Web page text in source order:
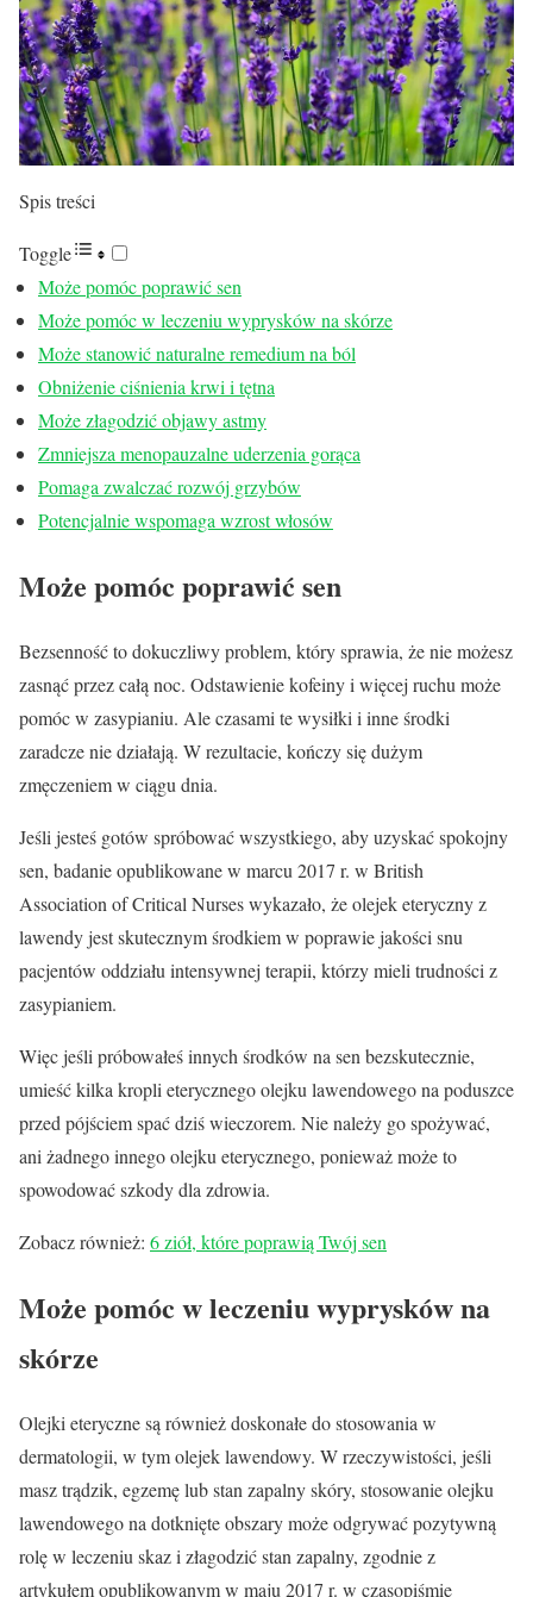
Spis treści
Toggle
Może pomóc poprawić sen
Może pomóc w leczeniu wyprysków na skórze
Może stanowić naturalne remedium na ból
Obniżenie ciśnienia krwi i tętna
Może złagodzić objawy astmy
Zmniejsza menopauzalne uderzenia gorąca
Pomaga zwalczać rozwój grzybów
Potencjalnie wspomaga wzrost włosów
Może pomóc poprawić sen
Bezsenność to dokuczliwy problem, który sprawia, że nie możesz
zasnąć przez całą noc. Odstawienie kofeiny i więcej ruchu może
pomóc w zasypianiu. Ale czasami te wysiłki i inne środki
zaradcze nie działają. W rezultacie, kończy się dużym
zmęczeniem w ciągu dnia.
Jeśli jesteś gotów spróbować wszystkiego, aby uzyskać spokojny
sen, badanie opublikowane w marcu 2017 r. w British
Association of Critical Nurses wykazało, że olejek eteryczny z
lawendy jest skutecznym środkiem w poprawie jakości snu
pacjentów oddziału intensywnej terapii, którzy mieli trudności z
zasypianiem.
Więc jeśli próbowałeś innych środków na sen bezskutecznie,
umieść kilka kropli eterycznego olejku lawendowego na poduszce
przed pójściem spać dziś wieczorem. Nie należy go spożywać,
ani żadnego innego olejku eterycznego, ponieważ może to
spowodować szkody dla zdrowia.
Zobacz również: 6 ziół, które poprawią Twój sen
Może pomóc w leczeniu wyprysków na
skórze
Olejki eteryczne są również doskonałe do stosowania w
dermatologii, w tym olejek lawendowy. W rzeczywistości, jeśli
masz trądzik, egzemę lub stan zapalny skóry, stosowanie olejku
lawendowego na dotknięte obszary może odgrywać pozytywną
rolę w leczeniu skaz i złagodzić stan zapalny, zgodnie z
artykułem opublikowanym w maju 2017 r. w czasopiśmie